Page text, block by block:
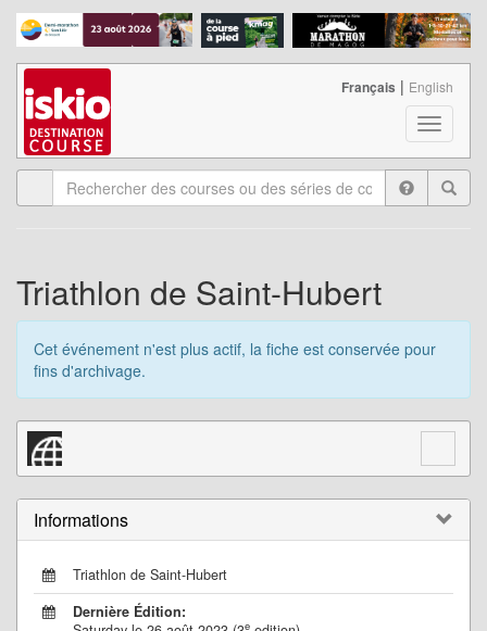
T
o
g
l
i
g
o
Français | English
Triathlon de Saint-Hubert
Cet événement n'est plus actif, la fiche est conservée pour
fins d'archivage.
Informations
Triathlon de Saint-Hubert
Dernière Édition:
e